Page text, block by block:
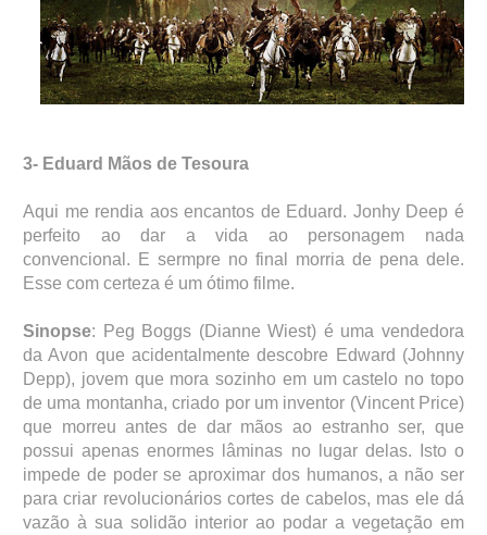
3- Eduard Mãos de Tesoura
Aqui me rendia aos encantos de Eduard. Jonhy Deep é
perfeito ao dar a vida ao personagem nada
convencional. E sermpre no final morria de pena dele.
Esse com certeza é um ótimo filme.
Sinopse: Peg Boggs (Dianne Wiest) é uma vendedora
da Avon que acidentalmente descobre Edward (Johnny
Depp), jovem que mora sozinho em um castelo no topo
de uma montanha, criado por um inventor (Vincent Price)
que morreu antes de dar mãos ao estranho ser, que
possui apenas enormes lâminas no lugar delas. Isto o
impede de poder se aproximar dos humanos, a não ser
para criar revolucionários cortes de cabelos, mas ele dá
vazão à sua solidão interior ao podar a vegetação em